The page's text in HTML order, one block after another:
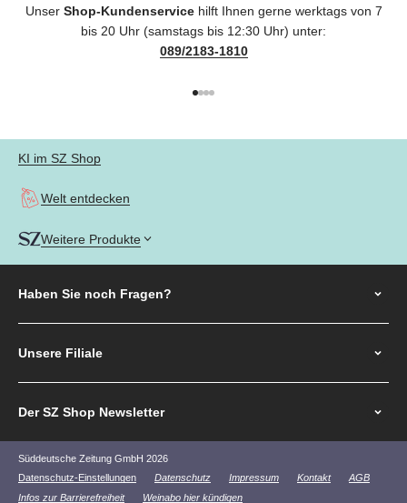
Unser Shop-Kundenservicehilft Ihnen gerne werktags von 7
bis 20 Uhr (samstags bis 12:30 Uhr) unter:
089/2183-1810
KI im SZ Shop
Welt entdecken
Weitere Produkte
Haben Sie noch Fragen?
Unsere Filiale
Der SZ Shop Newsletter
Süddeutsche Zeitung GmbH 2026
Datenschutz-Einstellungen
Datenschutz Impressum Kontakt
AGB
Infos zur Barrierefreiheit
Weinabo hier kündigen